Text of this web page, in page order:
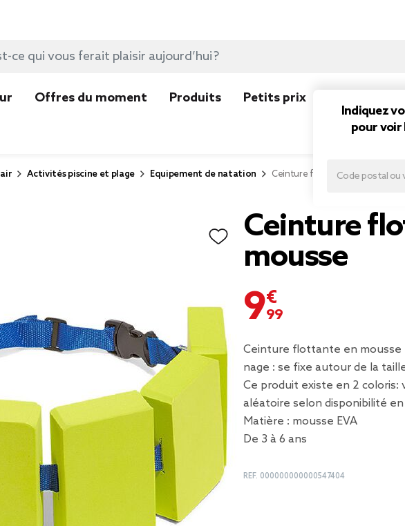
Indiquez
pour voir
Offres du moment Produits Petits prix
Activités piscine et plage Equipement de natation Ceinture flottante en mousse
Ceinture
mousse
9,99 €
Ceinture flottante en mousse
nage : se fixe autour de la
Ce produit existe en 2 coloris:
aléatoire selon disponibilité en
Matière : mousse EVA
De 3 à 6 ans
REF. 000000000000547404